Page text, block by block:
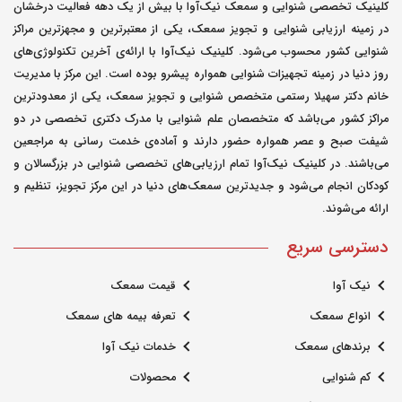
چیکارش کنم پیش دکتر گوش رفتم منو فرستاد پیش مغز
و اعصاب ولی اونم همین قرصو داد یعنی واقعا درمان
نداره؟
مدیر سایت
ارسال شده در : جمعه 28 مهر 1402
0
اختلالات اضطراب و یا مشکلات دیگر در
سیستم عصبی باشد. بهتر است با دکتر
یک متخصص مغز و اعصاب مراجعه کنید تا
تشخیص دقیق تری برای مشکل شما بگیرید
و درمان مناسب را شروع کنید. همچنین
کلینیک تخصصی شنوایی و سمعک نیک‌آوا با بیش از یک دهه فعالیت درخشان
در زمینه ارزیابی شنوایی و تجویز سمعک، یکی از معتبرترین و مجهزترین مراکز
شنوایی کشور محسوب می‌شود. کلینیک نیک‌آوا با ارائه‌ی آخرین تکنولوژی‌های
روز دنیا در زمینه تجهیزات شنوایی همواره پیشرو بوده است. این مرکز با مدیریت
خانم دکتر سهیلا رستمی متخصص شنوایی و تجویز سمعک، یکی از معدودترین
مراکز کشور می‌باشد که متخصصان علم شنوایی با مدرک دکتری تخصصی در دو
شیفت صبح و عصر همواره حضور دارند و آماده‌ی خدمت رسانی به مراجعین
می‌باشند. در کلینیک نیک‌آوا تمام ارزیابی‌های تخصصی شنوایی در بزرگسالان و
کودکان انجام می‌شود و جدیدترین سمعک‌های دنیا در این مرکز تجویز، تنظیم و
ارائه می‌شوند.
دسترسی سریع
نیک آوا
انواع سمعک
برندهای سمعک
کم شنوایی
قیمت سمعک
تعرفه بیمه های سمعک
خدمات نیک آوا
محصولات